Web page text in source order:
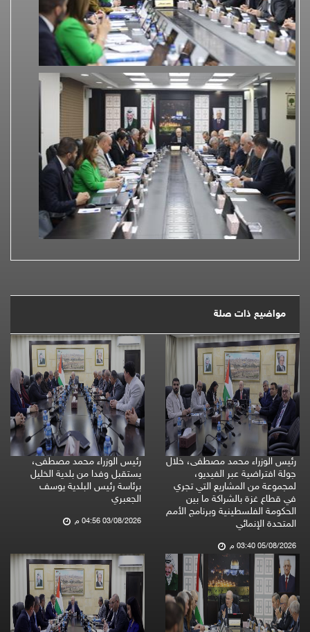
مواضيع ذات صلة
رئيس الوزراء محمد مصطفى، خلال
جولة افتراضية عبر الفيديو،
لمجموعة من المشاريع التي تجري
في قطاع غزة بالشراكة ما بين
الحكومة الفلسطينية وبرنامج الأمم
المتحدة الإنمائي
05/08/2026 03:40 م
رئيس الوزراء محمد مصطفى،
يستقبل وفدا من بلدية الخليل
برئاسة رئيس البلدية يوسف
الجعبري
03/08/2026 04:56 م